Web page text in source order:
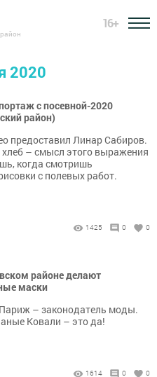
16+
2020
с посевной-2020
район)
предоставил Линар Сабиров.
хлеб – смысл этого выражения
когда смотришь
с полевых работ.
1425 0 0
районе делают
маски
– законодатель моды.
Ковали – это да!
1614 0 0